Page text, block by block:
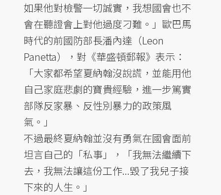
如果他對檢警一切誠實，我想國會也不
會在聽證會上對他過度刁難。」歐巴馬
時代的前國防部長潘內達（Leon
Panetta），對《華盛頓郵報》表示：
「大家都希望夏納翰沒說謊，並能用他
自己家庭悲劇的寶貴經驗，進一步篤實
部隊反家暴、反性別暴力的政策風
氣。」
不過最終夏納翰並沒有勇氣在國會面前
坦言自己的「私事」，「我無法繼續下
去，我無法讓這份工作...毀了我兒子接
下來的人生。」